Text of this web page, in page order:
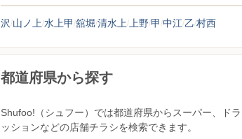
沢 山ノ上 水上甲 舘堀 清水上 上野 甲 中江 乙 村西
都道府県から探す
Shufoo!（シュフー）では都道府県からスーパー、ド
ッションなどの店舗チラシを検索できます。